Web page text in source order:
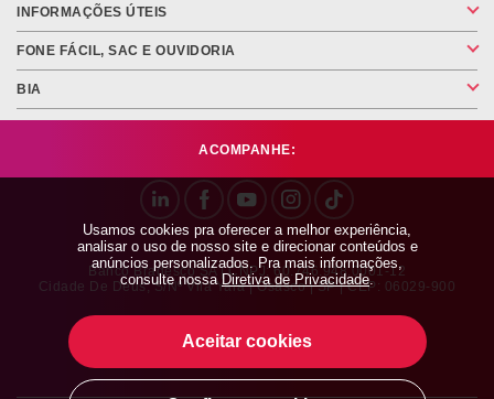
Usamos cookies pra oferecer a melhor experiência,
analisar o uso de nosso site e direcionar conteúdos e
anúncios personalizados. Pra mais informações,
consulte nossaDiretiva de Privacidade.
Aceitar cookies
INFORMAÇÕES ÚTEIS
FONE FÁCIL, SAC E OUVIDORIA
BIA
ACOMPANHE:
Banco Bradesco SA | CNPJ: 60.746.948.0001-12
Cidade De Deus, S/nº Vila Yara | Osasco | SP | CEP: 06029-900